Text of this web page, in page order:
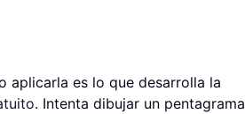
aplicarla es lo que desarrolla la
. Intenta dibujar un pentagrama